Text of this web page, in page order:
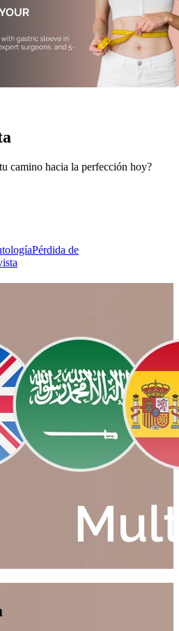
camino hacia la perfección hoy?
Pérdida de